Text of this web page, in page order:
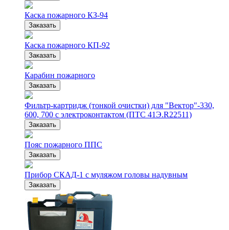
Каска пожарного КЗ-94
Заказать
Каска пожарного КП-92
Заказать
Карабин пожарного
Заказать
Фильтр-картридж (тонкой очистки) для "Вектор"-330,
600, 700 с электроконтактом (ПТС 41Э.R22511)
Заказать
Пояс пожарного ППС
Заказать
Прибор СКАД-1 с муляжом головы надувным
Заказать